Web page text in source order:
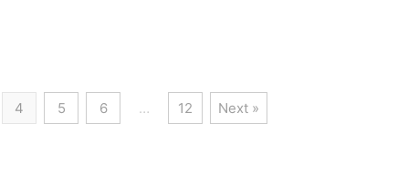
4 5 6 … 12 Next »